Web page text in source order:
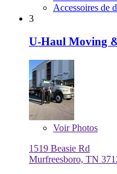
Accessoires de
3
U-Haul Moving
VoirPhotos
1519 Beasie Rd
Murfreesboro, TN